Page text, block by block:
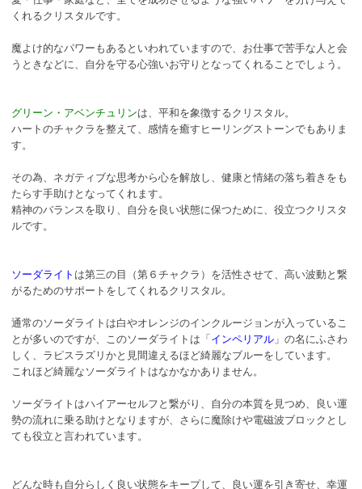
くれるクリスタルです。
魔よけ的なパワーもあるといわれていますので、お仕事で苦手な人と会
うときなどに、自分を守る心強いお守りとなってくれることでしょう。
グリーン・アベンチュリンは、平和を象徴するクリスタル。
ハートのチャクラを整えて、感情を癒すヒーリングストーンでもありま
す。
その為、ネガティブな思考から心を解放し、健康と情緒の落ち着きをも
たらす手助けとなってくれます。
精神のバランスを取り、自分を良い状態に保つために、役立つクリスタ
ルです。
ソーダライト は第三の目（第６チャクラ）を活性させて、高い波動と繋
がるためのサポートをしてくれるクリスタル。
通常のソーダライトは白やオレンジのインクルージョンが入っているこ
とが多いのですが、このソーダライトは「 インペリアル 」の名にふさわ
しく、ラピスラズリかと見間違えるほど綺麗なブルーをしています。
これほど綺麗なソーダライトはなかなかありません。
ソーダライトはハイアーセルフと繋がり、自分の本質を見つめ、良い運
勢の流れに乗る助けとなりますが、さらに魔除けや電磁波ブロックとし
ても役立と言われています。
どんな時も自分らしく良い状態をキープして、良い運を引き寄せ、幸運